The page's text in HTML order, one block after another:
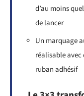
d’au moins
de lancer
Un marquage
réalisable
ruban adhésif